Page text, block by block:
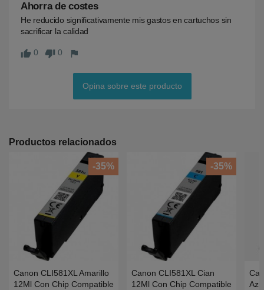
Ahorra de costes
He reducido significativamente mis gastos en cartuchos sin
sacrificar la calidad
thumb_up 0 thumb_down 0 flag
Opina sobre este producto
Productos relacionados
Canon CLI581XL Amarillo
12Ml Con Chip Compatible
-35%
Canon CLI581XL Cian
12Ml Con Chip Compatible
-35%